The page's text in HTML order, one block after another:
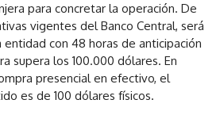
para concretar la operación. De
vigentes del Banco Central, será
entidad con 48 horas de anticipación
supera los 100.000 dólares. En
presencial en efectivo, el
es de 100 dólares físicos.